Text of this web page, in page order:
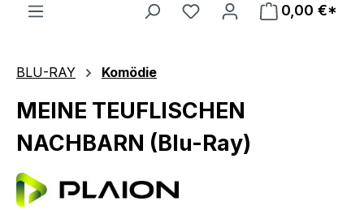
0,00 €*
BLU-RAY Komödie
MEINE TEUFLISCHEN
NACHBARN (Blu-Ray)